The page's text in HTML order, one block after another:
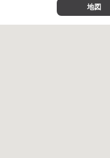
地図